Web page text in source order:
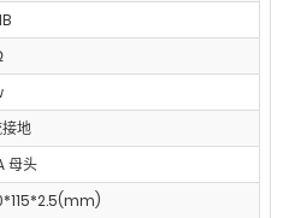
地
母头